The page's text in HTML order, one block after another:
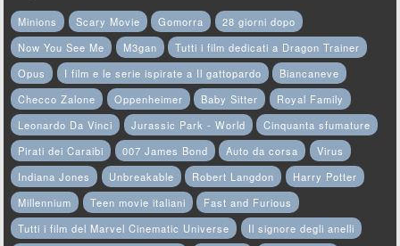
Minions Scary Movie Gomorra
28 giorni dopo
Now You See Me
M3gan
Tutti i film dedicati a Dragon Trainer
Opus
I film e le serie ispirate a Il gattopardo
Biancaneve
Checco Zalone
Oppenheimer Baby Sitter
Royal Family
Leonardo Da Vinci
Jurassic Park - World
Cinquanta sfumature
Pirati dei Caraibi
007 James Bond Auto da corsa
Virus
Indiana Jones
Unbreakable Robert Langdon
Harry Potter
Millennium
Teen movie italiani
Fast and Furious
Tutti i film del Marvel Cinematic Universe
Il signore degli anelli